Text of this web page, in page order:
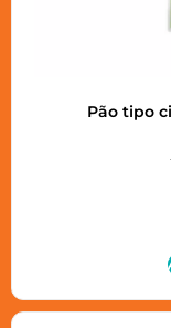
Pão tipo